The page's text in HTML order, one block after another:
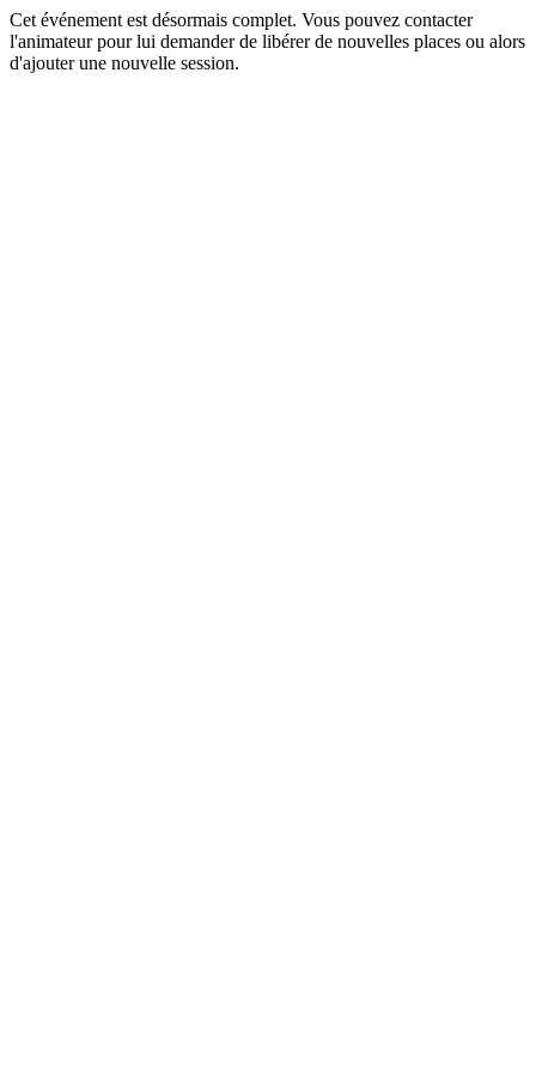
Cet événement est désormais complet. Vous pouvez contacter
l'animateur pour lui demander de libérer de nouvelles places ou alors
d'ajouter une nouvelle session.